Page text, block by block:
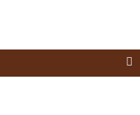
"Shettyglück"